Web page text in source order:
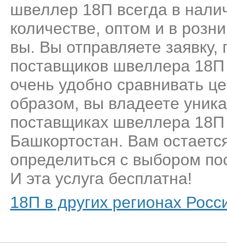
швеллер 18П всегда в
количестве, оптом и в
вы. Вы отправляете заявку,
поставщиков швеллера
очень удобно сравнивать
образом, вы владеете
поставщиках швеллера
Башкортостан. Вам
определиться с выбором
И эта услуга бесплатна!
18П в других регионах